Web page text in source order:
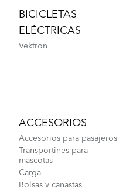
BICICLETAS
ELÉCTRICAS
Vektron
ACCESORIOS
Accesorios para pasajeros
Transportines para
mascotas
Carga
Bolsas y canastas